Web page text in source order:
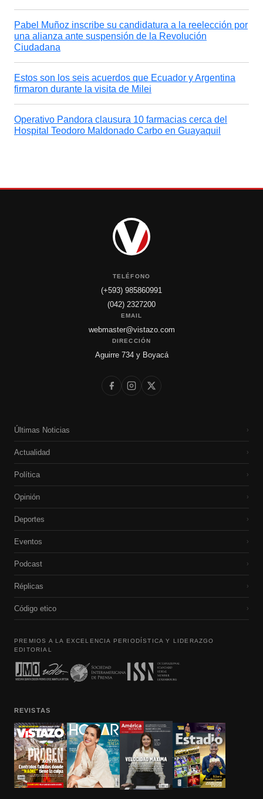
Pabel Muñoz inscribe su candidatura a la reelección por
una alianza ante suspensión de la Revolución
Ciudadana
Estos son los seis acuerdos que Ecuador y Argentina
firmaron durante la visita de Milei
Operativo Pandora clausura 10 farmacias cerca del
Hospital Teodoro Maldonado Carbo en Guayaquil
TELÉFONO
(+593) 985860991
(042) 2327200
EMAIL
webmaster@vistazo.com
DIRECCIÓN
Aguirre 734 y Boyacá
Últimas Noticias ›
Actualidad ›
Política ›
Opinión ›
Deportes ›
Eventos ›
Podcast ›
Réplicas ›
Código etico ›
PREMIOS A LA EXCELENCIA PERIODÍSTICA Y LIDERAZGO
EDITORIAL
REVISTAS